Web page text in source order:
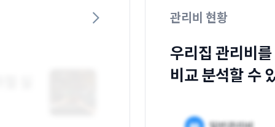
관리비 현황
우리집 관리비
비교 분석할 수